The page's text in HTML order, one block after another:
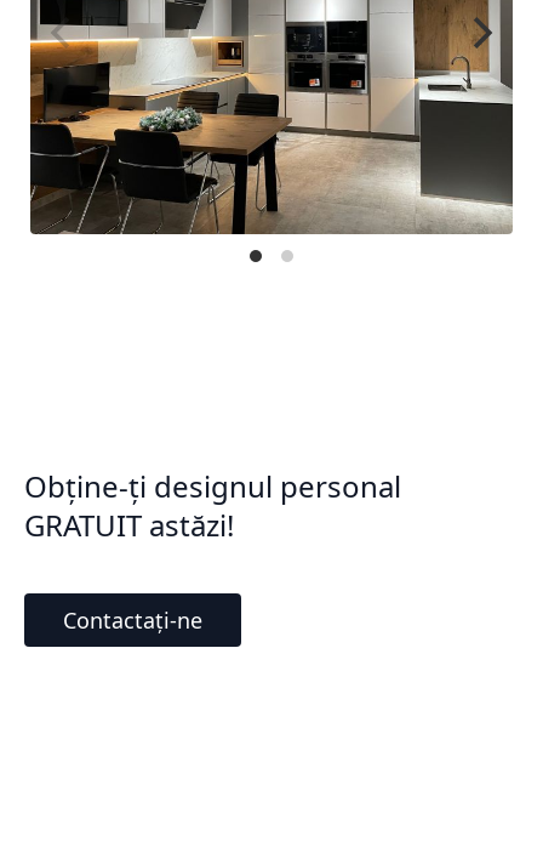
Obține-ți designul personal
GRATUIT astăzi!
Contactați-ne